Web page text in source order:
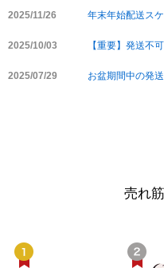
売れ
2025/11/26 年末年始配送ス
2025/10/03 【重要】発送不
2025/07/29 お盆期間中の発